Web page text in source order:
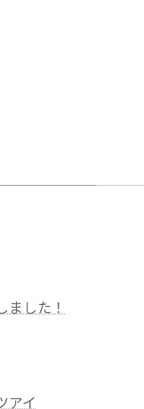
ました！
アイ